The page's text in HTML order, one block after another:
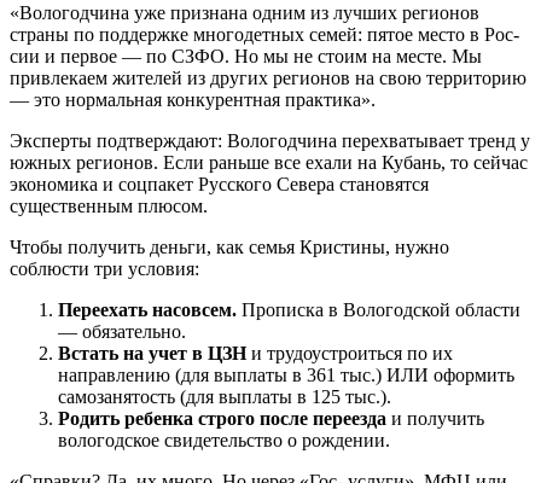
«Вологодчина уже признана одним из лучших регионов
страны по поддержке многодетных семей: пятое место в Рос­
сии и первое — по СЗФО. Но мы не стоим на месте. Мы
привлекаем жителей из других регионов на свою территорию
— это нормальная конкурентная практика».
Эксперты подтверждают: Вологодчина перехватывает тренд у
южных регионов. Если раньше все ехали на Кубань, то сей­час
экономика и соцпакет Русского Се­вера становятся
существенным плюсом.
Чтобы получить деньги, как семья Кри­стины, нужно
соблюсти три условия:
Переехать насовсем. Прописка в Вологодской области
— обязательно.
Встать на учет в ЦЗНи трудоустро­иться по их
направлению (для выплаты в 361 тыс.) ИЛИ оформить
самозанятость (для выплаты в 125 тыс.).
Родить ребенка строго после переезда и получить
вологодское сви­детельство о рождении.